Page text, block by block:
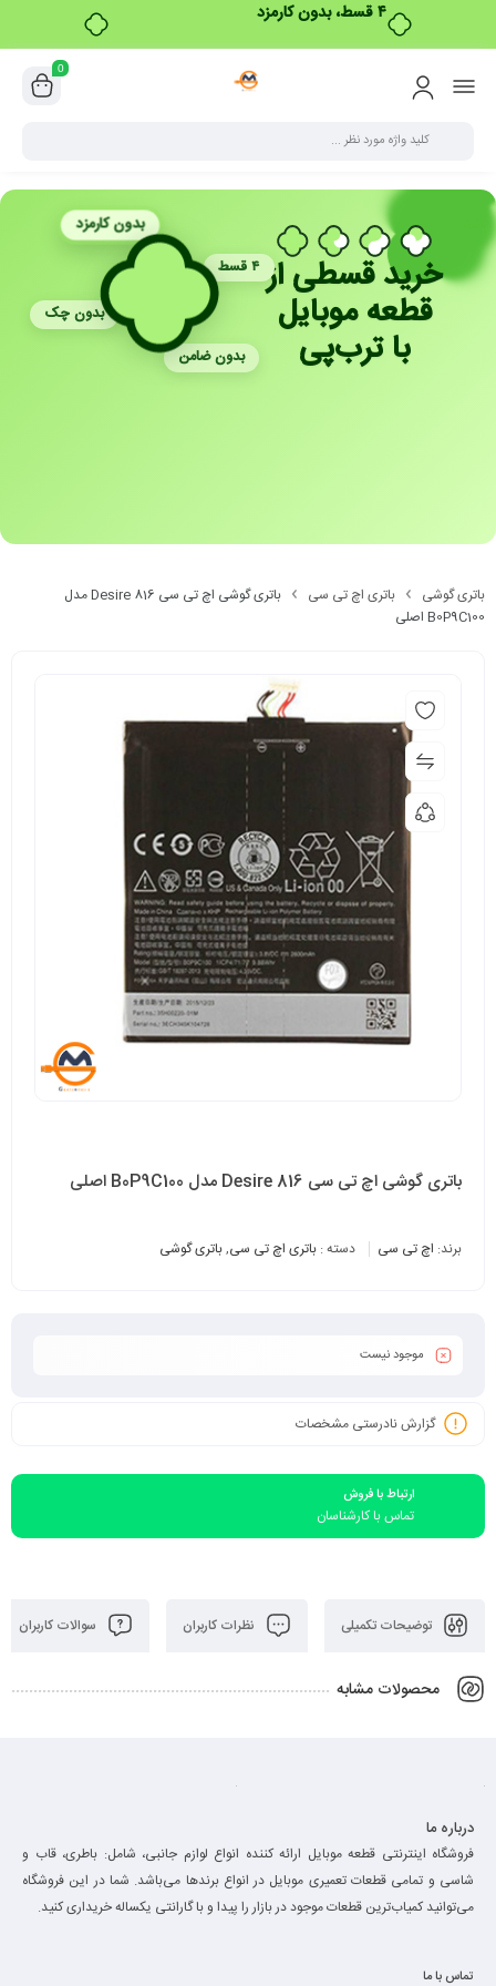
۴ قسط، بدون کارمزد
0
خرید قسطی از
قطعه موبایل
با ترب‌پی
بدون کارمزد
۴ قسط
بدون چک
بدون ضامن
باتری گوشی باتری اچ تی سی
باتری گوشی اچ تی سی Desire 816 مدل
B0P9C100 اصلی
باتری گوشی اچ تی سی Desire 816 مدل B0P9C100 اصلی
برند: اچ تی سی دسته : باتری اچ تی سی,باتری گوشی
موجود نیست
گزارش نادرستی مشخصات
ارتباط با فروش
تماس با کارشناسان
توضیحات تکمیلی نظرات کاربران سوالات کاربران
محصولات مشابه
درباره ما
فروشگاه اینترنتی قطعه موبایل ارائه کننده انواع لوازم جانبی، شامل: باطری، قاب و
شاسی و تمامی قطعات تعمیری موبایل در انواع برند‌ها می‌باشد. شما در این فروشگاه
می‌توانید کمیاب‌ترین قطعات موجود در بازار را پیدا و با گارانتی یکساله خریداری کنید.
تماس با ما